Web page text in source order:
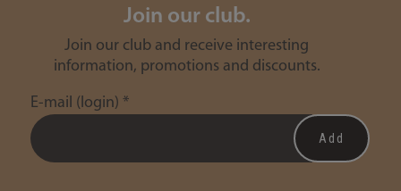
Join our club.
Join our club and receive interesting
information, promotions and discounts.
E-mail (login) *